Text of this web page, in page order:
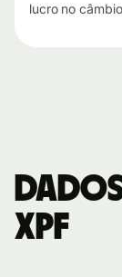
lucro no
XPF